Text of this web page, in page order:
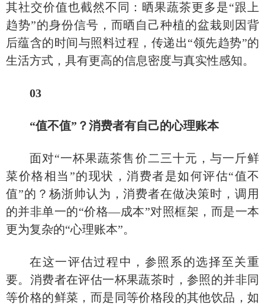
其社交价值也截然不同：晒果蔬茶更多是“跟上
趋势”的身份信号，而晒自己种植的盆栽则因背
后蕴含的时间与照料过程，传递出“领先趋势”的
生活方式，具有更高的信息密度与真实性感知。
03
“值不值”？消费者有自己的心理账本
面对“一杯果蔬茶售价二三十元，与一斤鲜
菜价格相当”的现状，消费者是如何评估“值不
值”的？杨浙帅认为，消费者在做决策时，调用
的并非单一的“价格—成本”对照框架，而是一本
更为复杂的“心理账本”。
在这一评估过程中，参照系的选择至关重
要。消费者在评估一杯果蔬茶时，参照的并非同
等价格的鲜菜，而是同等价格段的其他饮品，如